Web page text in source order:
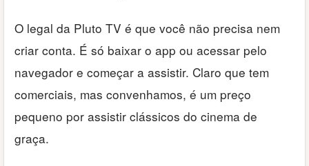
O legal da Pluto TV é que você não precisa nem
criar conta. É só baixar o app ou acessar pelo
navegador e começar a assistir. Claro que tem
comerciais, mas convenhamos, é um preço
pequeno por assistir clássicos do cinema de
graça.